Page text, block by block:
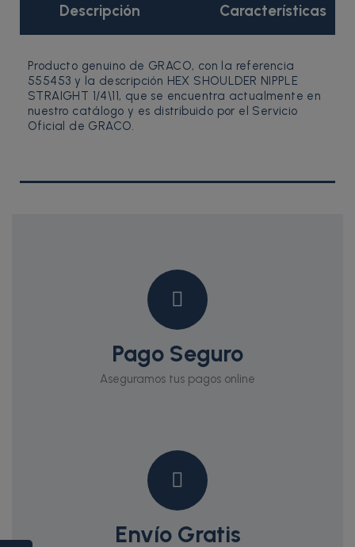
Descripción Características
Producto genuino de GRACO, con la referencia
555453 y la descripción HEX SHOULDER NIPPLE
STRAIGHT 1/4\11, que se encuentra actualmente en
nuestro catálogo y es distribuido por el Servicio
Oficial de GRACO.
Pago Seguro
Aseguramos tus pagos online
Envío Gratis